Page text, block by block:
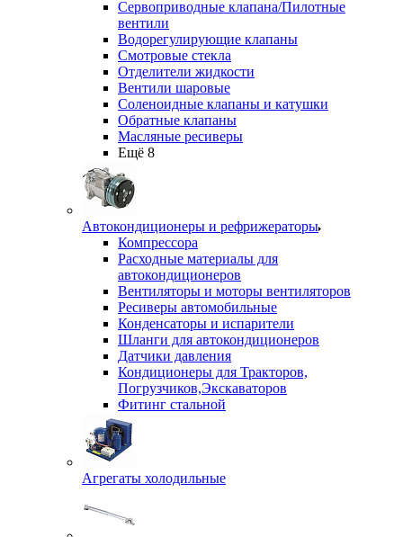
Сервоприводные клапана/Пилотные
вентили
Водорегулирующие клапаны
Смотровые стекла
Отделители жидкости
Вентили шаровые
Соленоидные клапаны и катушки
Обратные клапаны
Масляные ресиверы
Ещё 8
Автокондиционеры и рефрижераторы
Компрессора
Расходные материалы для
автокондиционеров
Вентиляторы и моторы вентиляторов
Ресиверы автомобильные
Конденсаторы и испарители
Шланги для автокондиционеров
Датчики давления
Кондиционеры для Тракторов,
Погрузчиков,Экскаваторов
Фитинг стальной
Агрегаты холодильные